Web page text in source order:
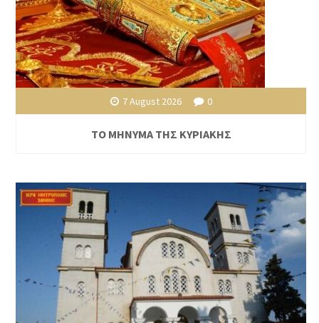
7 August 2026 0
ΤΟ ΜΗΝΥΜΑ ΤΗΣ ΚΥΡΙΑΚΗΣ